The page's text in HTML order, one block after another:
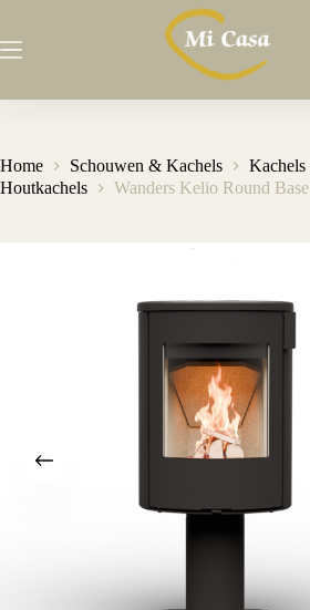
de
Home Schouwen & Kachels
Kachels
Houtkachels
Wanders Kelio Round Base